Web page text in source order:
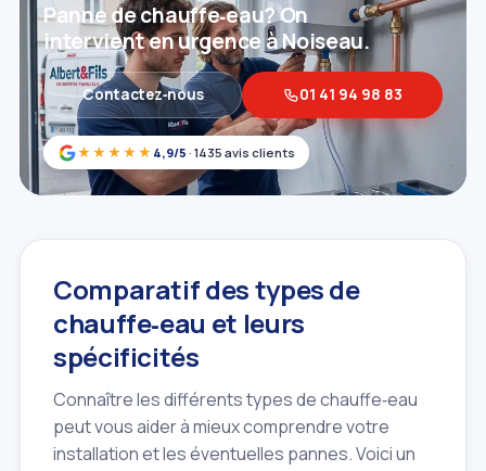
★★★★★ 4,9/5 · 1435 avis clients
Panne de chauffe‑eau? On
intervient en urgence à Noiseau.
Contactez‑nous 01 41 94 98 83
Comparatif des types de
chauffe‑eau et leurs
spécificités
Connaître les différents types de chauffe‑eau
peut vous aider à mieux comprendre votre
installation et les éventuelles pannes. Voici un